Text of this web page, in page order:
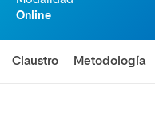
Online
Claustro Metodología